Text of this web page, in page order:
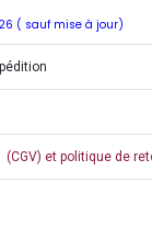
( sauf mise à jour)
et politique de